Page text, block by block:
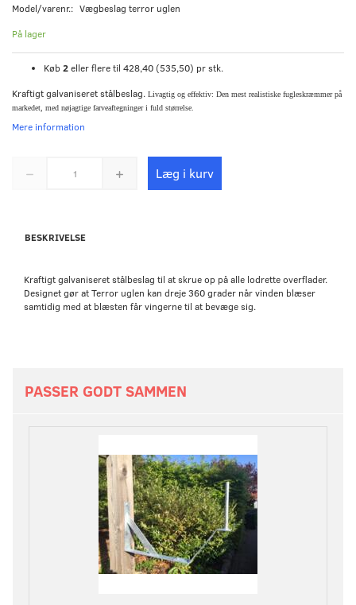
Model/varenr.: Vægbeslag terror uglen
På lager
Køb2eller flere til 428,40 (535,50) pr stk.
Kraftigt galvaniseret stålbeslag. Livagtig og effektiv: Den mest realistiske fugleskræmmer på
markedet, med nøjagtige farveaftegninger i fuld størrelse.
Mere information
Læg i kurv
BESKRIVELSE
Kraftigt galvaniseret stålbeslag til at skrue op på alle lodrette overflader.
Designet gør at Terror uglen kan dreje 360 grader når vinden blæser
samtidig med at blæsten får vingerne til at bevæge sig.
PASSER GODT SAMMEN